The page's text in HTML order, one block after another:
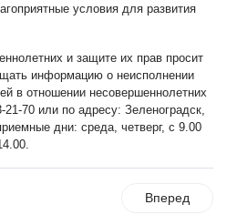
условия для развития
и защите их прав просит
информацию о неисполнении
в отношении несовершеннолетних
70 или по адресу: Зеленоградск,
дни: среда, четверг, с 9.00
Вперед